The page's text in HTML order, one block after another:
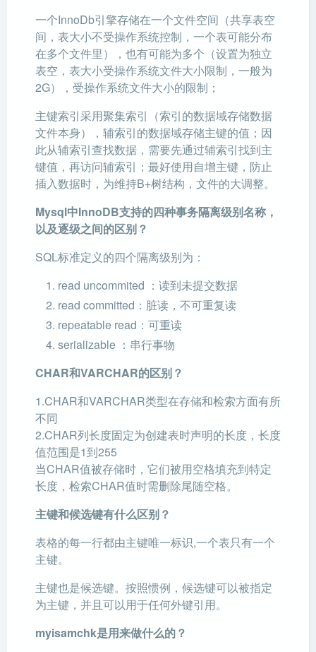
一个InnoDb引擎存储在一个文件空间（共享表空
间，表大小不受操作系统控制，一个表可能分布
在多个文件里），也有可能为多个（设置为独立
表空，表大小受操作系统文件大小限制，一般为
2G），受操作系统文件大小的限制；
主键索引采用聚集索引（索引的数据域存储数据
文件本身），辅索引的数据域存储主键的值；因
此从辅索引查找数据，需要先通过辅索引找到主
键值，再访问辅索引；最好使用自增主键，防止
插入数据时，为维持B+树结构，文件的大调整。
Mysql中InnoDB支持的四种事务隔离级别名称，
以及逐级之间的区别？
SQL标准定义的四个隔离级别为：
read uncommited ：读到未提交数据
read committed：脏读，不可重复读
repeatable read：可重读
serializable ：串行事物
CHAR和VARCHAR的区别？
1.CHAR和VARCHAR类型在存储和检索方面有所
不同
2.CHAR列长度固定为创建表时声明的长度，长度
值范围是1到255
当CHAR值被存储时，它们被用空格填充到特定
长度，检索CHAR值时需删除尾随空格。
主键和候选键有什么区别？
表格的每一行都由主键唯一标识,一个表只有一个
主键。
主键也是候选键。按照惯例，候选键可以被指定
为主键，并且可以用于任何外键引用。
myisamchk是用来做什么的？